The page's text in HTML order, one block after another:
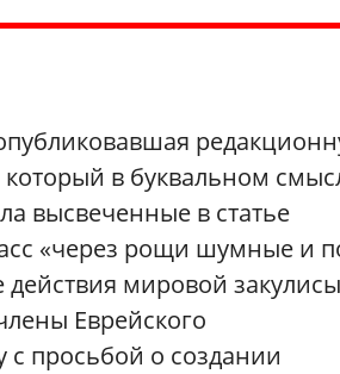
который в буквальном
высвеченные в статье
«через рощи шумные и
мировой
Еврейского
просьбой о создании